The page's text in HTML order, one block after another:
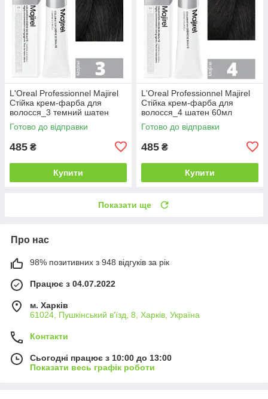
L'Oreal Professionnel Majirel
Стійка крем-фарба для
волосся_3 темний шатен
60мл
Готово до відправки
485 ₴
Купити
L'Oreal Professionnel Majirel
Стійка крем-фарба для
волосся_4 шатен 60мл
Готово до відправки
485 ₴
Купити
Показати ще
Про нас
98% позитивних з 948 відгуків за рік
Працює з 04.07.2022
м. Харків
61024, Пушкінський в'їзд, 8, Харків, Україна
Контакти
Сьогодні працює з 10:00 до 13:00
Показати весь графік роботи